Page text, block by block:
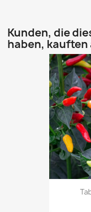
Kunden, die
haben, kauften